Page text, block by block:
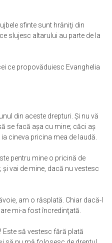
sfinte sunt hrăniţi din
slujesc altarului au parte de la
ce propovăduiesc Evanghelia
din aceste drepturi. Şi nu vă
se facă aşa cu mine; căci aş
cineva pricina mea de laudă.
pentru mine o pricină de
vai de mine, dacă nu vestesc
am o răsplată. Chiar dacă-l
mi-a fost încredinţată.
Este să vestesc fără plată